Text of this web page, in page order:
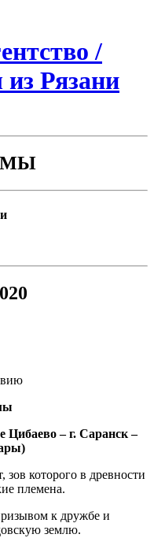
/
Рязани
Цибаево – г. Саранск –
которого в древности
племена.
к дружбе и
землю.